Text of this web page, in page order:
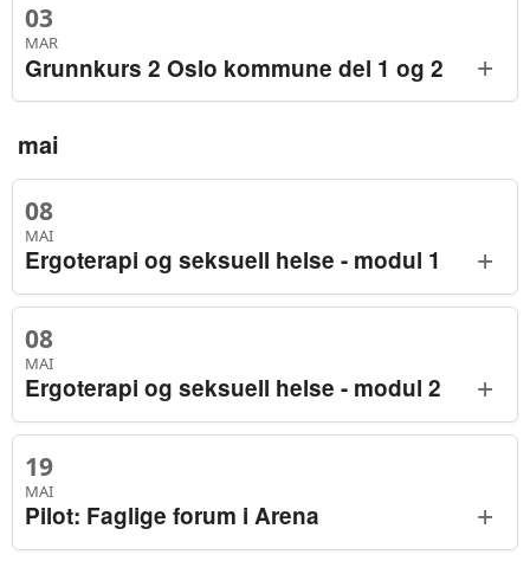
03
MAR
Grunnkurs 2 Oslo kommune del 1 og 2 +
mai
08
MAI
Ergoterapi og seksuell helse - modul 1 +
08
MAI
Ergoterapi og seksuell helse - modul 2 +
19
MAI
Pilot: Faglige forum i Arena +